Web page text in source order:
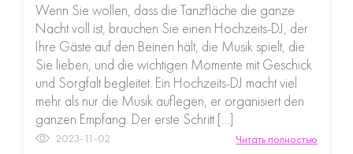
Wenn Sie wollen, dass die Tanzfläche die ganze
Nacht voll ist, brauchen Sie einen Hochzeits-DJ, der
Ihre Gäste auf den Beinen hält, die Musik spielt, die
Sie lieben, und die wichtigen Momente mit Geschick
und Sorgfalt begleitet. Ein Hochzeits-DJ macht viel
mehr als nur die Musik auflegen, er organisiert den
ganzen Empfang. Der erste Schritt […]
2023-11-02 Читать полностью